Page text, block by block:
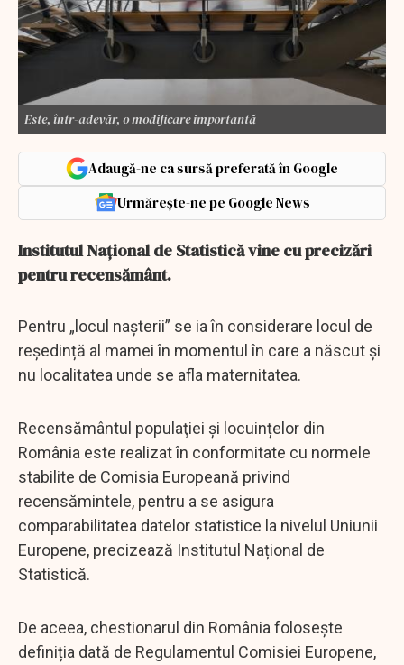
Este, într-adevăr, o modificare importantă
Adaugă-ne ca sursă preferată în Google
Urmărește-ne pe Google News
Institutul Național de Statistică vine cu precizări
pentru recensământ.
Pentru „locul nașterii” se ia în considerare locul de
reședință al mamei în momentul în care a născut și
nu localitatea unde se afla maternitatea.
Recensământul populaţiei și locuințelor din
România este realizat în conformitate cu normele
stabilite de Comisia Europeană privind
recensămintele, pentru a se asigura
comparabilitatea datelor statistice la nivelul Uniunii
Europene, precizează Institutul Național de
Statistică.
De aceea, chestionarul din România folosește
definiția dată de Regulamentul Comisiei Europene,